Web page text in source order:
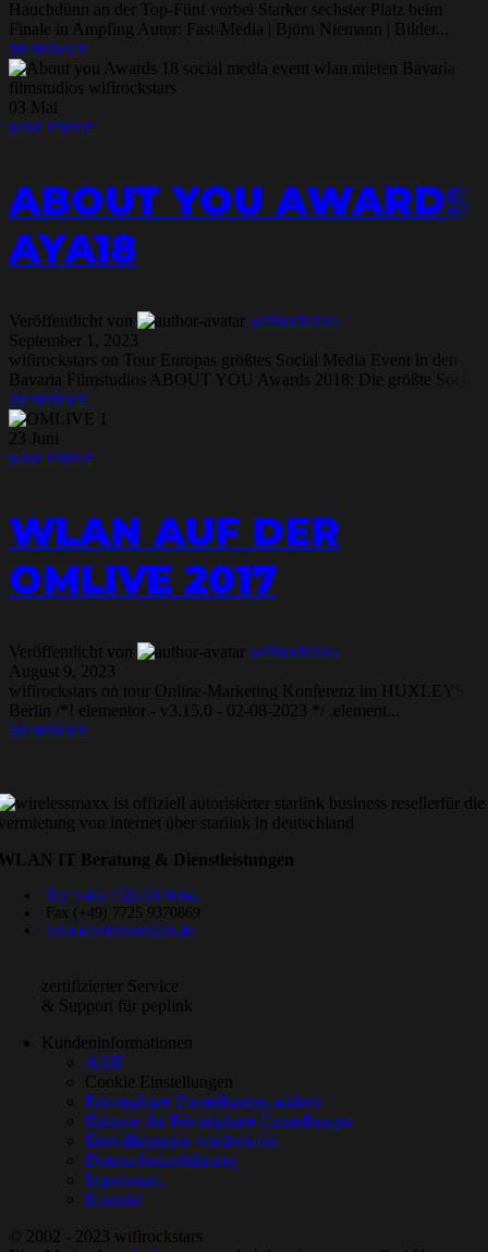
Hauchdünn an der Top-Fünf vorbei Starker sechster Platz beim
Finale in Ampfing Autor: Fast-Media | Björn Niemann | Bilder...
Weiterlesen
03 Mai
wlan mieten
ABOUT YOU AWARDS
AYA18
Veröffentlicht von
wifirockstars
September 1, 2023
wifirockstars on Tour Europas größtes Social Media Event in den
Bavaria Filmstudios ABOUT YOU Awards 2018: Die größte Soci...
Weiterlesen
23 Juni
wlan mieten
WLAN AUF DER
OMLIVE 2017
Veröffentlicht von
wifirockstars
August 9, 2023
wifirockstars on tour Online-Marketing Konferenz im HUXLEYS
Berlin /*! elementor - v3.15.0 - 02-08-2023 */ .element...
Weiterlesen
IT Beratung & Dienstleistungen
Tel (+49) 7725 9370860
Fax (+49) 7725 9370869
info(at)wirelessmaxx.de
zertifizierter Service
& Support für peplink
Kundeninformationen
AGB
Cookie Einstellungen
Privatsphäre-Einstellungen ändern
Historie der Privatsphäre-Einstellungen
Einwilligungen wiederrufen
Datenschutzerklärung
Impressum
Kontakt
© 2002 - 2023 wifirockstars